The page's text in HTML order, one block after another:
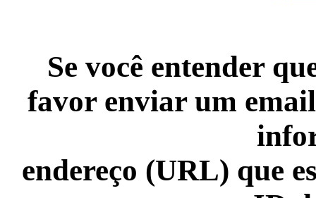
Se você entender
favor enviar um
endereço (URL) que